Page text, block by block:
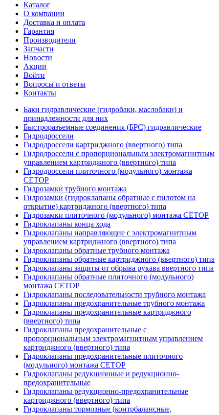
Каталог
О компании
Доставка и оплата
Гарантия
Производители
Запчасти
Новости
Акции
Войти
Вопросы и ответы
Контакты
Баки гидравлические (гидробаки, маслобаки) и
принадлежности для них
Быстроразъемные соединения (БРС) гидравлические
Гидродроссели
Гидродроссели картриджного (ввертного) типа
Гидродроссели с пропорциональным электромагнитным
управлением картриджного (ввертного) типа
Гидродроссели плиточного (модульного) монтажа
CETOP
Гидрозамки трубного монтажа
Гидрозамки (гидроклапаны обратные с пилотом на
открытие) картриджного (ввертного) типа
Гидрозамки плиточного (модульного) монтажа CETOP
Гидроклапаны конца хода
Гидроклапаны направляющие с электромагнитным
управлением картриджного (ввертного) типа
Гидроклапаны обратные трубного монтажа
Гидроклапаны обратные картриджного (ввертного) типа
Гидроклапаны защиты от обрыва рукава ввертного типа
Гидроклапаны обратные плиточного (модульного)
монтажа CETOP
Гидроклапаны последовательности трубного монтажа
Гидроклапаны предохранительные трубного монтажа
Гидроклапаны предохранительные картриджного
(ввертного) типа
Гидроклапаны предохранительные с
пропорциональным электромагнитным управлением
картриджного (ввертного) типа
Гидроклапаны предохранительные плиточного
(модульного) монтажа CETOP
Гидроклапаны редукционные и редукционно-
предохранительные
Гидроклапаны редукционно-предохранительные
картриджного (ввертного) типа
Гидроклапаны тормозные (контрбалансные,